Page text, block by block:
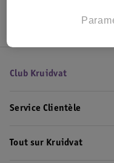
Club Kruidvat
Service Clientèle
Tout sur Kruidvat